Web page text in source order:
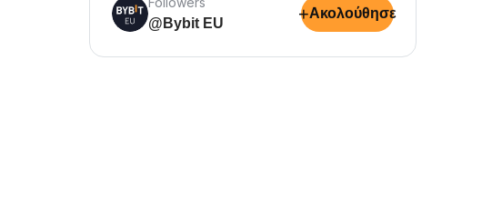
@Bybit EU
+Ακολούθησε